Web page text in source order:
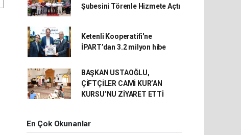
Şubesini Törenle Hizmete Açtı
Ketenli Kooperatifi'ne
İPART’dan 3.2 milyon hibe
BAŞKAN USTAOĞLU,
ÇİFTÇİLER CAMİ KUR’AN
KURSU’NU ZİYARET ETTİ
En Çok Okunanlar